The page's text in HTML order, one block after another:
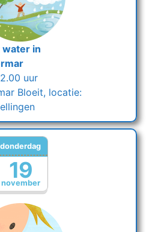
water in
uur
Bloeit, locatie:
november
donderdag
19